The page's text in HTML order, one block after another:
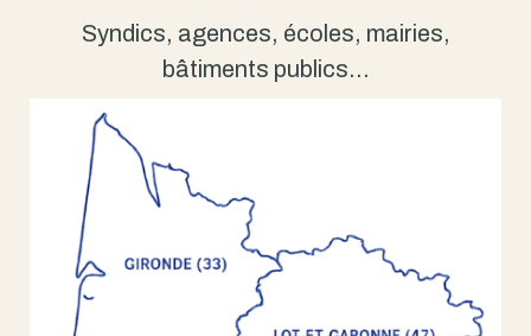
Syndics, agences, écoles, mairies,
bâtiments publics…